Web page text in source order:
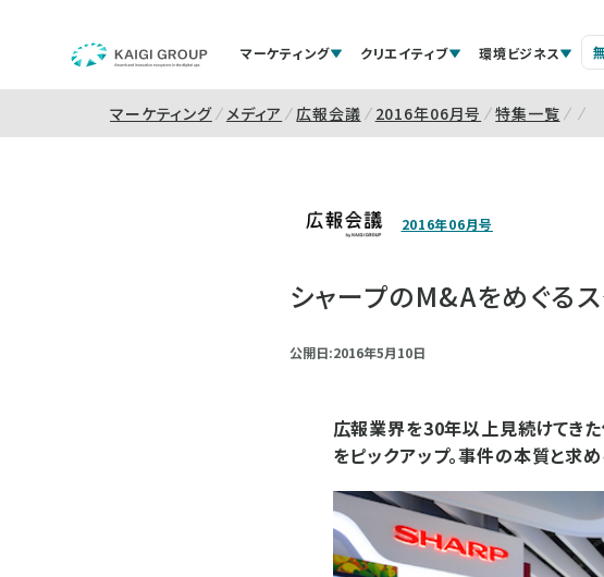
マーケティング クリエイティブ 環境ビジネス
マーケティング メディア 広報会議 2016年06月号 特集一覧
2016年06月号
シャープのM&Aをめぐる
公開日:2016年5月10日
広報業界を30年以上見続けてき
をピックアップ。事件の本質と求